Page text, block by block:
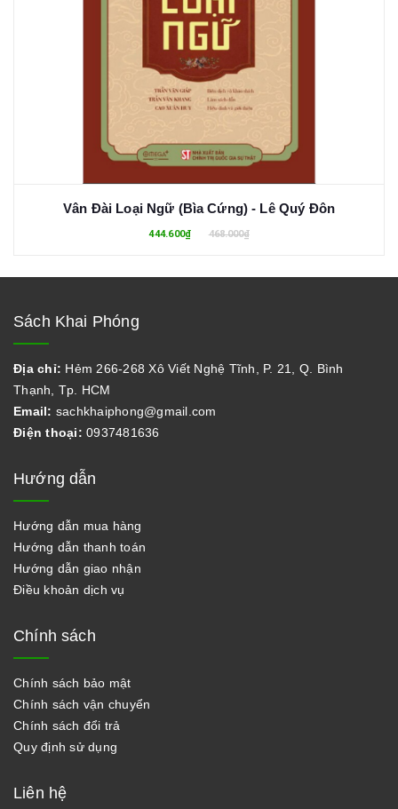
Vân Đài Loại Ngữ (Bìa Cứng) - Lê Quý Đôn
444.600₫ 468.000₫
Sách Khai Phóng
Địa chỉ: Hẻm 266-268 Xô Viết Nghệ Tĩnh, P. 21, Q. Bình
Thạnh, Tp. HCM
Email: sachkhaiphong@gmail.com
Điện thoại: 0937481636
Hướng dẫn
Hướng dẫn mua hàng
Hướng dẫn thanh toán
Hướng dẫn giao nhận
Điều khoản dịch vụ
Chính sách
Chính sách bảo mật
Chính sách vận chuyển
Chính sách đổi trả
Quy định sử dụng
Liên hệ